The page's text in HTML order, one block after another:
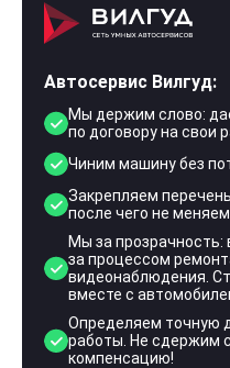
Автосервис Вилгуд:
Мы держим слово:
по договору на свои
Чиним машину без
Закрепляем
после чего не
Мы за
за процессом
видеонаблюдения.
вместе с
Определяем точную
работы. Не сдержим
компенсацию!